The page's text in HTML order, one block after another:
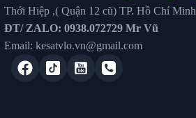
Thới Hiệp ,( Quận 12 cũ) TP. Hồ Chí Minh
ĐT/ ZALO: 0938.072729 Mr Vũ
Email: kesatvlo.vn@gmail.com